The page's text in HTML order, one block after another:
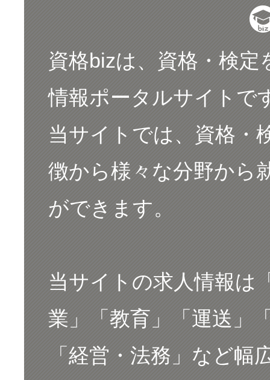
資格bizは、資格・検
情報ポータルサイトで
当サイトでは、資格・
徴から様々な分野から
ができます。
当サイトの求人情報は
業」「教育」「運送」
「経営・法務」など